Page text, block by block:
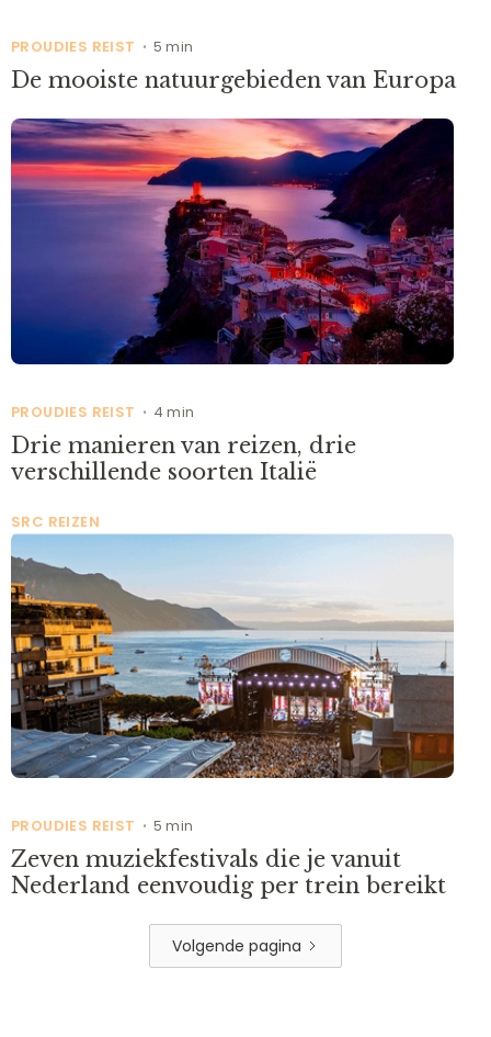
PROUDIES REIST • 5 min
De mooiste natuurgebieden van Europa
PROUDIES REIST • 4 min
Drie manieren van reizen, drie
verschillende soorten Italië
SRC REIZEN
PROUDIES REIST • 5 min
Zeven muziekfestivals die je vanuit
Nederland eenvoudig per trein bereikt
Volgende pagina